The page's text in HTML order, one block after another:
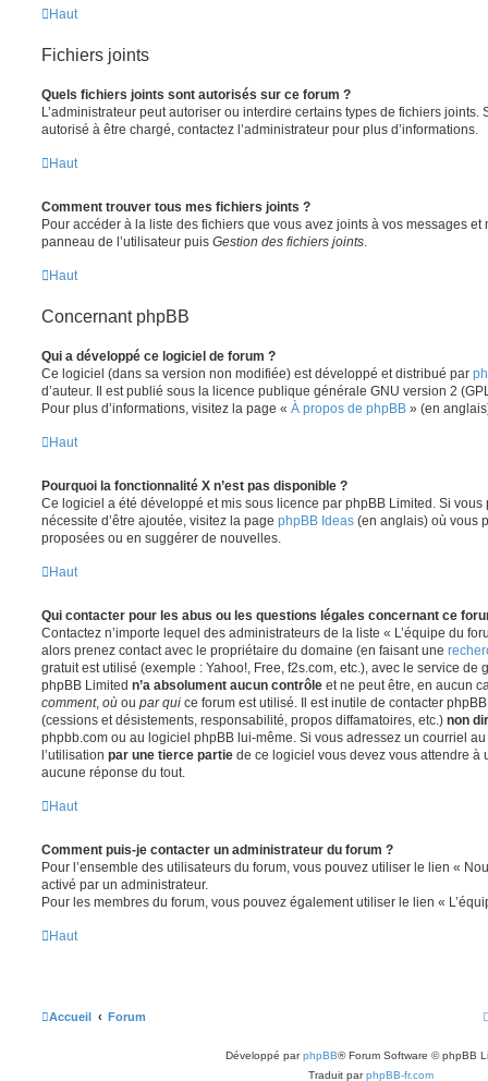
Haut
Fichiers joints
Quels fichiers joints sont autorisés sur ce forum ?
L’administrateur peut autoriser ou interdire certains types de fichiers joints.
autorisé à être chargé, contactez l’administrateur pour plus d’informations.
Haut
Comment trouver tous mes fichiers joints ?
Pour accéder à la liste des fichiers que vous avez joints à vos messages
panneau de l’utilisateur puis Gestion des fichiers joints
Haut
Concernant phpBB
Qui a développé ce logiciel de forum ?
Ce logiciel (dans sa version non modifiée) est développé et distribué par
d’auteur. Il est publié sous la licence publique générale GNU version 2
Pour plus d’informations, visitez la page « À propos de phpBB » (en
Haut
Pourquoi la fonctionnalité X n’est pas disponible ?
Ce logiciel a été développé et mis sous licence par phpBB Limited. Si vous
nécessite d’être ajoutée, visitez la page phpBB Ideas (en anglais) où vous
proposées ou en suggérer de nouvelles.
Haut
Qui contacter pour les abus ou les questions légales concernant ce
Contactez n’importe lequel des administrateurs de la liste « L’équipe du
alors prenez contact avec le propriétaire du domaine (en faisant une
gratuit est utilisé (exemple : Yahoo!, Free, f2s.com, etc.), avec le service de
phpBB Limited n’a absolument aucun contrôle et ne peut être, en aucun
comment, où ou par qui ce forum est utilisé. Il est inutile de contacter
(cessions et désistements, responsabilité, propos diffamatoires, etc.) non
phpbb.com ou au logiciel phpBB lui-même. Si vous adressez un courriel
l’utilisation par une tierce partie de ce logiciel vous devez vous attendre à
aucune réponse du tout.
Haut
Comment puis-je contacter un administrateur du forum ?
Pour l’ensemble des utilisateurs du forum, vous pouvez utiliser le lien «
activé par un administrateur.
Pour les membres du forum, vous pouvez également utiliser le lien «
Haut
Accueil Forum
Développé parphpBB® Forum Software © phpBB
Traduit parphpBB-fr.com